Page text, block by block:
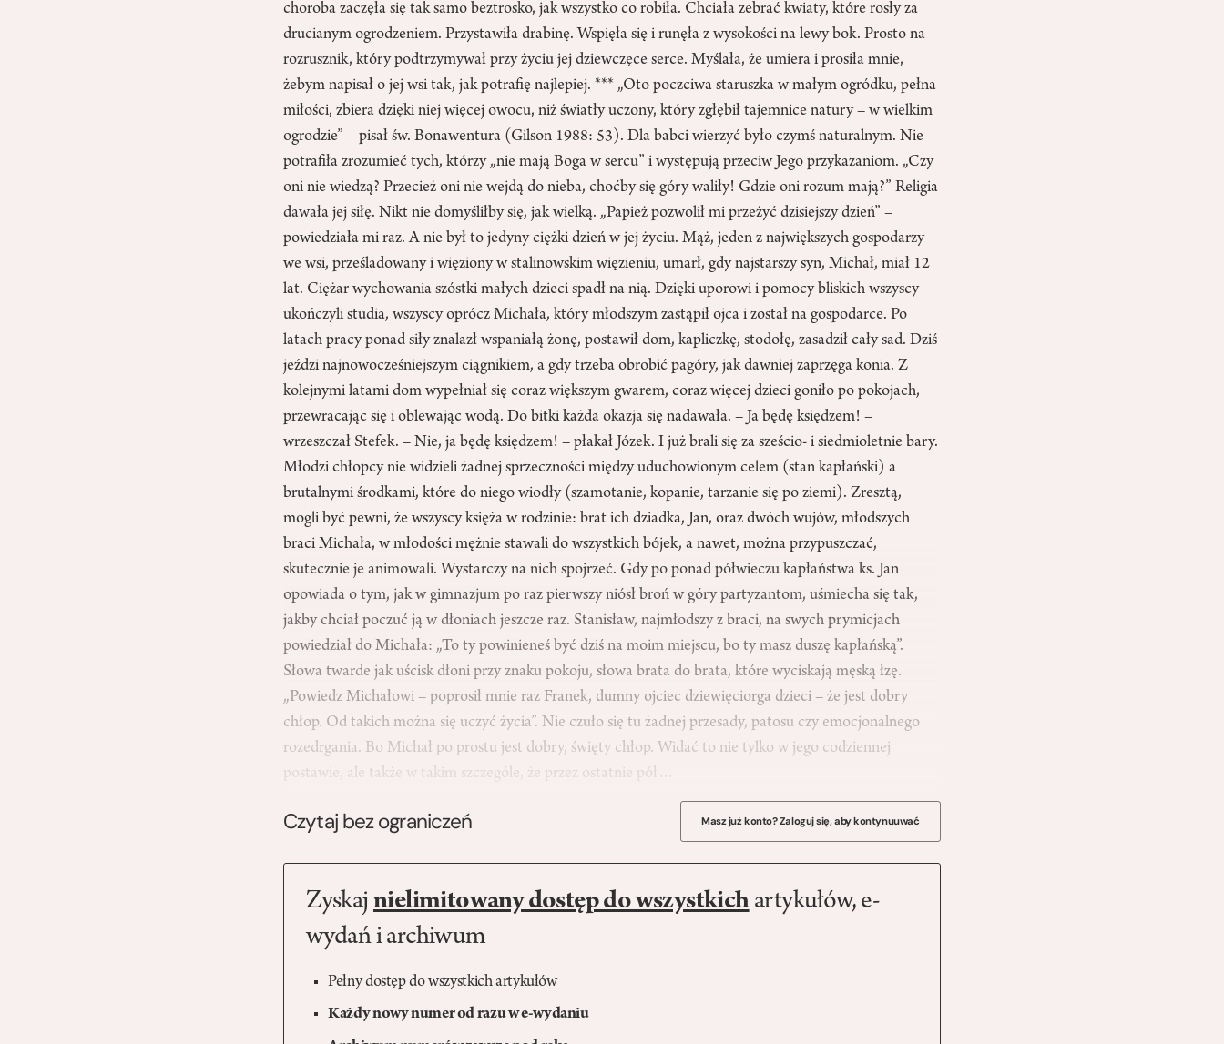
choroba zaczęła się tak samo beztrosko, jak wszystko co robiła. Chciała zebrać kwiaty, które rosły za
drucianym ogrodzeniem. Przystawiła drabinę. Wspięła się i runęła z wysokości na lewy bok. Prosto na
rozrusznik, który podtrzymywał przy życiu jej dziewczęce serce. Myślała, że umiera i prosiła mnie,
żebym napisał o jej wsi tak, jak potrafię najlepiej. *** „Oto poczciwa staruszka w małym ogródku, pełna
miłości, zbiera dzięki niej więcej owocu, niż światły uczony, który zgłębił tajemnice natury – w wielkim
ogrodzie” – pisał św. Bonawentura (Gilson 1988: 53). Dla babci wierzyć było czymś naturalnym. Nie
potrafiła zrozumieć tych, którzy „nie mają Boga w sercu” i występują przeciw Jego przykazaniom. „Czy
oni nie wiedzą? Przecież oni nie wejdą do nieba, choćby się góry waliły! Gdzie oni rozum mają?” Religia
dawała jej siłę. Nikt nie domyśliłby się, jak wielką. „Papież pozwolił mi przeżyć dzisiejszy dzień” –
powiedziała mi raz. A nie był to jedyny ciężki dzień w jej życiu. Mąż, jeden z największych gospodarzy
we wsi, prześladowany i więziony w stalinowskim więzieniu, umarł, gdy najstarszy syn, Michał, miał 12
lat. Ciężar wychowania szóstki małych dzieci spadł na nią. Dzięki uporowi i pomocy bliskich wszyscy
ukończyli studia, wszyscy oprócz Michała, który młodszym zastąpił ojca i został na gospodarce. Po
latach pracy ponad siły znalazł wspaniałą żonę, postawił dom, kapliczkę, stodołę, zasadził cały sad. Dziś
jeździ najnowocześniejszym ciągnikiem, a gdy trzeba obrobić pagóry, jak dawniej zaprzęga konia. Z
kolejnymi latami dom wypełniał się coraz większym gwarem, coraz więcej dzieci goniło po pokojach,
przewracając się i oblewając wodą. Do bitki każda okazja się nadawała. – Ja będę księdzem! –
wrzeszczał Stefek. – Nie, ja będę księdzem! – płakał Józek. I już brali się za sześcio- i siedmioletnie bary.
Młodzi chłopcy nie widzieli żadnej sprzeczności między uduchowionym celem (stan kapłański) a
brutalnymi środkami, które do niego wiodły (szamotanie, kopanie, tarzanie się po ziemi). Zresztą,
mogli być pewni, że wszyscy księża w rodzinie: brat ich dziadka, Jan, oraz dwóch wujów, młodszych
braci Michała, w młodości mężnie stawali do wszystkich bójek, a nawet, można przypuszczać,
skutecznie je animowali. Wystarczy na nich spojrzeć. Gdy po ponad półwieczu kapłaństwa ks. Jan
opowiada o tym, jak w gimnazjum po raz pierwszy niósł broń w góry partyzantom, uśmiecha się tak,
jakby chciał poczuć ją w dłoniach jeszcze raz. Stanisław, najmłodszy z braci, na swych prymicjach
powiedział do Michała: „To ty powinieneś być dziś na moim miejscu, bo ty masz duszę kapłańską”.
Słowa twarde jak uścisk dłoni przy znaku pokoju, słowa brata do brata, które wyciskają męską łzę.
„Powiedz Michałowi – poprosił mnie raz Franek, dumny ojciec dziewięciorga dzieci – że jest dobry
chłop. Od takich można się uczyć życia”. Nie czuło się tu żadnej przesady, patosu czy emocjonalnego
rozedrgania. Bo Michał po prostu jest dobry, święty chłop. Widać to nie tylko w jego codziennej
postawie, ale także w takim szczególe, że przez ostatnie pół…
Czytaj bez ograniczeń Masz już konto? Zaloguj się, aby kontynuuwać
Zyskaj nielimitowany dostęp do wszystkichartykułów, e-
wydań i archiwum
Pełny dostęp do wszystkich artykułów
Każdy nowy numer od razu w e-wydaniu